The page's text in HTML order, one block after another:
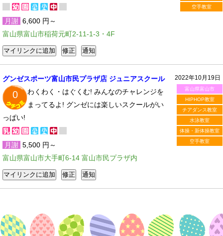
空手教室
月謝 6,600 円～
富山県富山市稲荷元町2-11-1-3・4F
2022年10月19日
富山県富山市
HIPHOP教室
チアダンス教室
水泳教室
体操・新体操教室
空手教室
グンゼスポーツ富山市民プラザ店 ジュニアスクール
0
わくわく・はぐくむ! みんなのチャレンジを
まってるよ! グンゼには楽しいスクールがい
っぱい!
月謝 5,500 円～
富山県富山市大手町6-14 富山市民プラザ内